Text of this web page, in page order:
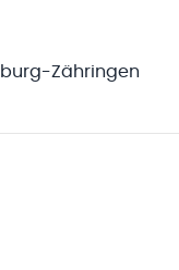
Zähringen